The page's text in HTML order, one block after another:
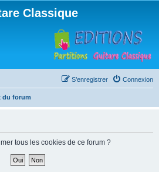
Classique
Connexion
S’enregistrer
du forum
tous les cookies de ce forum ?